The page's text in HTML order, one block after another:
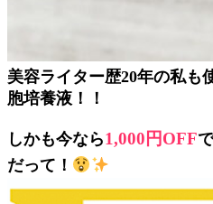
美容ライター歴20年の私も
胞培養液！！
しかも今なら1,000円OFF
だって！